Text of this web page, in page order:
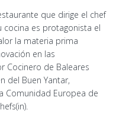
que dirige el chef
cocina es protagonista el
la materia prima
en las
Cocinero de Baleares
del Buen Yantar,
Comunidad Europea de